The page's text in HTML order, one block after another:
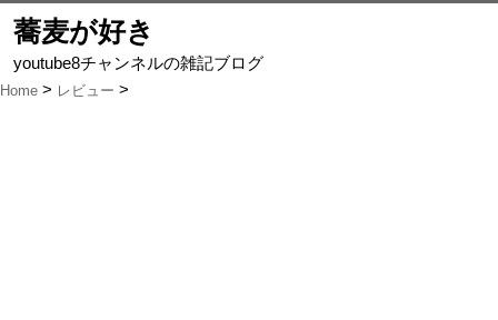
蕎麦が好き
youtube8チャンネルの雑記ブログ
Home レビュー